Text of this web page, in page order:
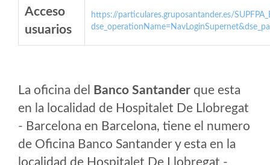
Acceso
usuarios
https://particulares.gruposantander.es/
La oficina del Banco Santander que esta
en la localidad de Hospitalet De Llobregat
- Barcelona en Barcelona, tiene el numero
de Oficina Banco Santander y esta en la
localidad de Hospitalet De Llobregat -